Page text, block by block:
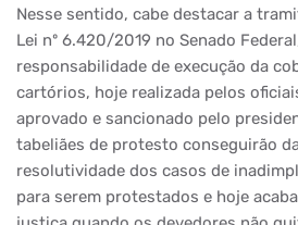
Nesse sentido, cabe destacar a
Lei nº 6.420/2019 no Senado
responsabilidade de execução da
cartórios, hoje realizada pelos
aprovado e sancionado pelo
tabeliães de protesto conseguirão
resolutividade dos casos de
para serem protestados e hoje